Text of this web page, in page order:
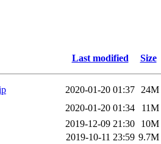
Last modified Size
2020-01-20 01:37
24M
2020-01-20 01:34
11M
2019-12-09 21:30
10M
2019-10-11 23:59 9.7M